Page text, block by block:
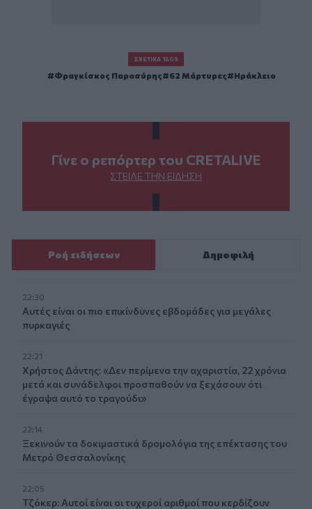
ΣΧΕΤΙΚΆ TAGS
Φραγκίσκος Παρασύρης 62 Μάρτυρες Ηράκλειο
Γίνε ο ρεπόρτερ του CRETALIVE
ΣΤΕΊΛΕ ΤΗΝ ΕΊΔΗΣΗ
Ροή ειδήσεων Δημοφιλή
22:30
Αυτές είναι οι πιο επικίνδυνες εβδομάδες για μεγάλες
πυρκαγιές
22:21
Χρήστος Δάντης: «Δεν περίμενα την αχαριστία, 22 χρόνια
μετά και συνάδελφοι προσπαθούν να ξεχάσουν ότι
έγραψα αυτό το τραγούδι»
22:14
Ξεκινούν τα δοκιμαστικά δρομολόγια της επέκτασης του
Μετρό Θεσσαλονίκης
22:05
Τζόκερ: Αυτοί είναι οι τυχεροί αριθμοί που κερδίζουν